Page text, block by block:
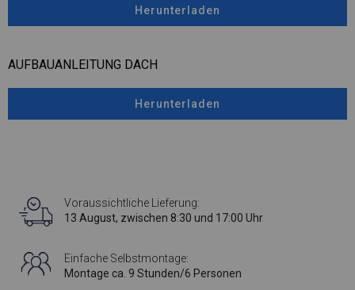
Herunterladen
AUFBAUANLEITUNG DACH
Herunterladen
Voraussichtliche Lieferung:
13 August, zwischen 8:30 und 17:00 Uhr
Einfache Selbstmontage:
Montage ca. 9 Stunden/6 Personen